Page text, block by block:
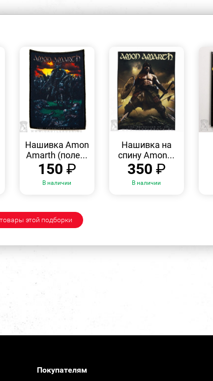
ПРОСМОТР
Нашивка Amon
Amarth (поле...
150 ₽
В наличии
Нашивка на
спину Amon...
350 ₽
В наличии
этой подборки
Покупателям